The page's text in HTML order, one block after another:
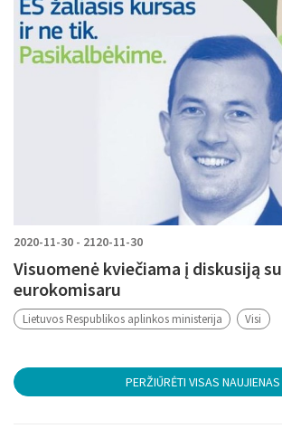
2020-11-30 - 2120-11-30
Visuomenė kviečiama į diskusiją su
eurokomisaru
Lietuvos Respublikos aplinkos ministerija Visi
PERŽIŪRĖTI VISAS NAUJIENAS